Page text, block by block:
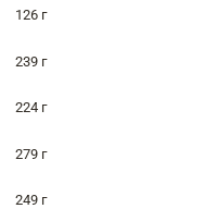
126 г
239 г
224 г
279 г
249 г